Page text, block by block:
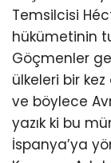
Temsilcisi
hükümetinin
Göçmenler
ülkeleri bir
ve böylece
yazık ki bu
İspanya’ya